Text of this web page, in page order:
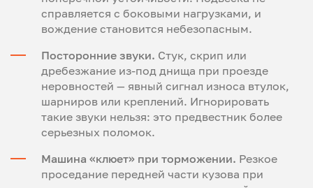
справляется с боковыми нагрузками, и
вождение становится небезопасным.
Посторонние звуки. Стук, скрип или
дребезжание из-под днища при проезде
неровностей — явный сигнал износа втулок,
шарниров или креплений. Игнорировать
такие звуки нельзя: это предвестник более
серьезных поломок.
Машина «клюет» при торможении. Резкое
проседание передней части кузова при